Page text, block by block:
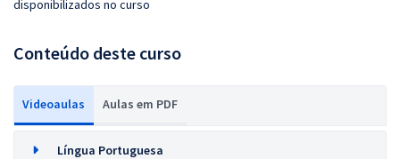
disponibilizados no curso
Conteúdo deste curso
Videoaulas Aulas em PDF
Língua Portuguesa